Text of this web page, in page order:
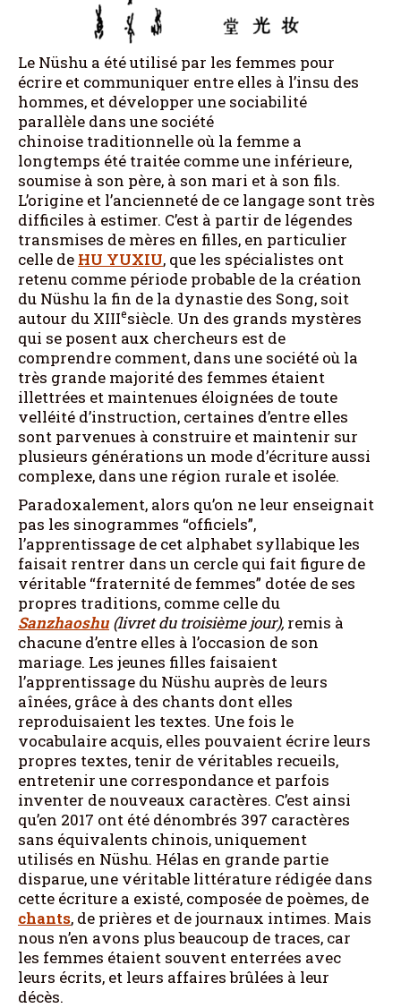
Le Nüshu a été utilisé par les femmes pour
écrire et communiquer entre elles à l’insu des
hommes, et développer une sociabilité
parallèle dans une société
chinoise traditionnelle où la femme a
longtemps été traitée comme une inférieure,
soumise à son père, à son mari et à son fils.
L’origine et l’ancienneté de ce langage sont très
difficiles à estimer. C’est à partir de légendes
transmises de mères en filles, en particulier
celle de HU YUXIU, que les spécialistes ont
retenu comme période probable de la création
du Nüshu la fin de la dynastie des Song, soit
autour du XIIIesiècle. Un des grands mystères
qui se posent aux chercheurs est de
comprendre comment, dans une société où la
très grande majorité des femmes étaient
illettrées et maintenues éloignées de toute
velléité d’instruction, certaines d’entre elles
sont parvenues à construire et maintenir sur
plusieurs générations un mode d’écriture aussi
complexe, dans une région rurale et isolée.
Paradoxalement, alors qu’on ne leur enseignait
pas les sinogrammes “officiels”,
l’apprentissage de cet alphabet syllabique les
faisait rentrer dans un cercle qui fait figure de
véritable “fraternité de femmes” dotée de ses
propres traditions, comme celle du
Sanzhaoshu(livret du troisième jour), remis à
chacune d’entre elles à l’occasion de son
mariage. Les jeunes filles faisaient
l’apprentissage du Nüshu auprès de leurs
aînées, grâce à des chants dont elles
reproduisaient les textes. Une fois le
vocabulaire acquis, elles pouvaient écrire leurs
propres textes, tenir de véritables recueils,
entretenir une correspondance et parfois
inventer de nouveaux caractères. C’est ainsi
qu’en 2017 ont été dénombrés 397 caractères
sans équivalents chinois, uniquement
utilisés en Nüshu. Hélas en grande partie
disparue, une véritable littérature rédigée dans
cette écriture a existé, composée de poèmes, de
chants, de prières et de journaux intimes. Mais
nous n’en avons plus beaucoup de traces, car
les femmes étaient souvent enterrées avec
leurs écrits, et leurs affaires brûlées à leur
décès.